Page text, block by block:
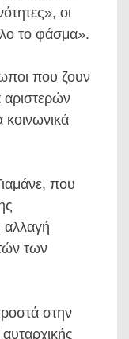
οι
το φάσμα».
που ζουν
αριστερών
που
των
στην